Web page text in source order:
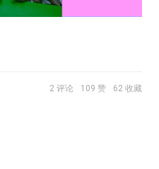
2 评论 109 赞 62 收藏